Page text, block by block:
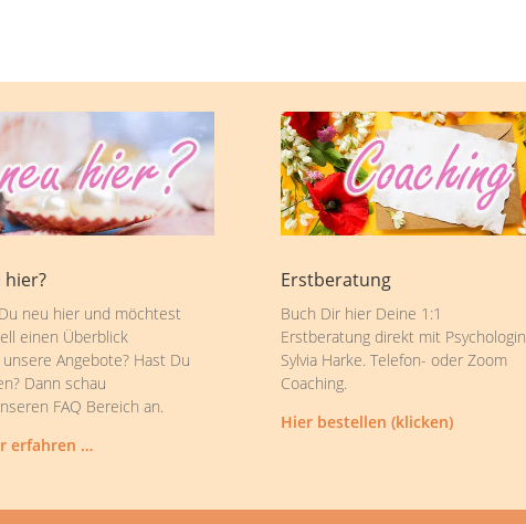
hier?
neu hier und möchtest
einen Überblick
Angebote? Hast Du
Dann schau
FAQ Bereich an.
erfahren …
Erstberatung
Buch Dir hier Deine 1:1
Erstberatung direkt mit Psychologin
Sylvia Harke. Telefon- oder Zoom
Coaching.
Hier bestellen (klicken)